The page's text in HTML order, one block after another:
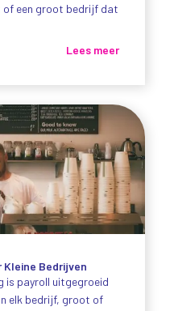
of een groot bedrijf dat
Lees meer
Kleine Bedrijven
is payroll uitgegroeid
elk bedrijf, groot of